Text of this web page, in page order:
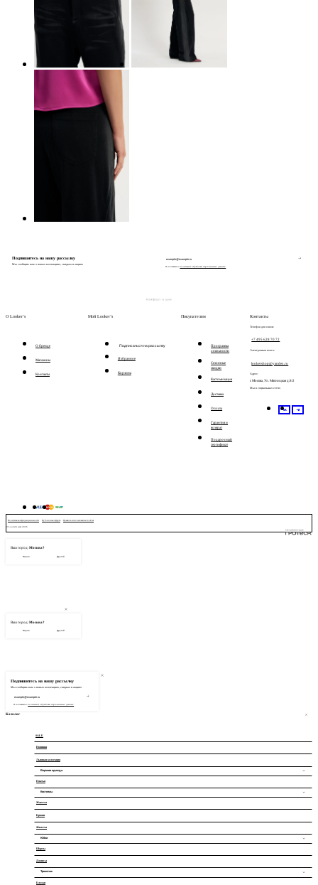
Подпишитесь на нашу рассылку
Мы сообщим вам о новых коллекциях, скидках и акциях
Я соглашаюсь сполитикой обработки персональных данных
О Looker’s
О бренде
Магазины
Контакты
Мой Looker’s
Подписаться на рассылку
Избранное
Корзина
Покупателям
Программа
лояльности
Сезонные
скидки
Кастомизация
Доставка
Оплата
Гарантия и
возврат
Подарочный
сертификат
Контакты
Телефон для связи:
+7 495 628 70 72
Электронная почта:
lookershop@yandex.ru
Адрес:
г. Москва, Ул. Мясницкая д.8/2
Мы в социальных сетях
Политика конфиденциальности Публичная оферта Правила использования cookies
© Looker’s wear 2026
Ваш город: Москва?
Верно Другой
Ваш город: Москва?
Верно Другой
Подпишитесь на нашу рассылку
Мы сообщим вам о новых коллекциях, скидках и акциях
Я соглашаюсь сполитикой обработки персональных данных
Каталог
SALE
Новинки
Льняная коллекция
Верхняя одежда
Платья
Костюмы
Дизайнерские
Жакеты
Брюки
Жилеты
Юбки
Кожаные
Шорты
Джинсы
Трикотаж
Блузки